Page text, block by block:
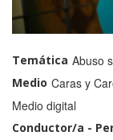
Temática Abuso
Medio Caras y
Medio
Medio digital
Conductor/a -